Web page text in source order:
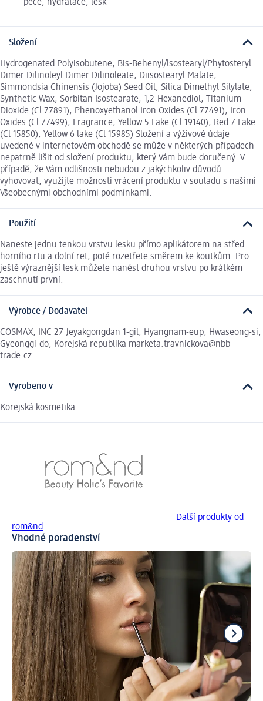
péče, hydratace, lesk
Složení
Hydrogenated Polyisobutene, Bis-Behenyl/lsostearyl/Phytosteryl
Dimer Dilinoleyl Dimer Dilinoleate, Diisostearyl Malate,
Simmondsia Chinensis (Jojoba) Seed Oil, Silica Dimethyl Silylate,
Synthetic Wax, Sorbitan Isostearate, 1,2-Hexanediol, Titanium
Dioxide (Cl 77891), Phenoxyethanol Iron Oxides (Cl 77491), Iron
Oxides (Cl 77499), Fragrance, Yellow 5 Lake (Cl 19140), Red 7 Lake
(Cl 15850), Yellow 6 lake (Cl 15985) Složení a výživové údaje
uvedené v internetovém obchodě se může v některých případech
nepatrně lišit od složení produktu, který Vám bude doručený. V
případě, že Vám odlišnosti nebudou z jakýchkoliv důvodů
vyhovovat, využijte možnosti vrácení produktu v souladu s našimi
Všeobecnými obchodními podmínkami.
Použití
Naneste jednu tenkou vrstvu lesku přímo aplikátorem na střed
horního rtu a dolní ret, poté rozetřete směrem ke koutkům. Pro
ještě výraznější lesk můžete nanést druhou vrstvu po krátkém
zaschnutí první.
Výrobce / Dodavatel
COSMAX, INC 27 Jeyakgongdan 1-gil, Hyangnam-eup, Hwaseong-si,
Gyeonggi-do, Korejská republika marketa.travnickova@nbb-
trade.cz
Vyrobeno v
Korejská kosmetika
Další produkty od
rom&nd
Vhodné poradenství